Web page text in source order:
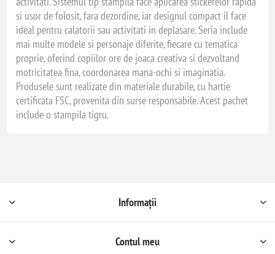
si usor de folosit, fara dezordine, iar designul compact il face
ideal pentru calatorii sau activitati in deplasare. Seria include
mai multe modele si personaje diferite, fiecare cu tematica
proprie, oferind copiilor ore de joaca creativa si dezvoltand
motricitatea fina, coordonarea mana-ochi si imaginatia.
Produsele sunt realizate din materiale durabile, cu hartie
certificata FSC, provenita din surse responsabile. Acest pachet
include o stampila tigru.
Informații
Contul meu